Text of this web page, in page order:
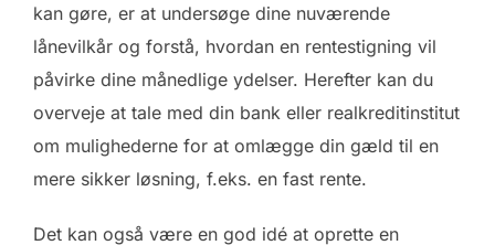
kan gøre, er at undersøge dine nuværende
lånevilkår og forstå, hvordan en rentestigning vil
påvirke dine månedlige ydelser. Herefter kan du
overveje at tale med din bank eller realkreditinstitut
om mulighederne for at omlægge din gæld til en
mere sikker løsning, f.eks. en fast rente.
Det kan også være en god idé at oprette en